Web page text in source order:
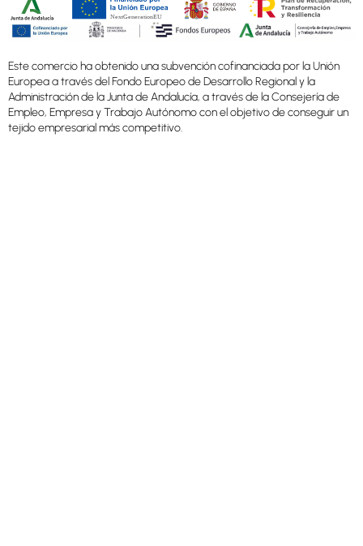
Este comercio ha obtenido una subvención cofinanciada por la Unión
Europea a través del Fondo Europeo de Desarrollo Regional y la
Administración de la Junta de Andalucía, a través de la Consejería de
Empleo, Empresa y Trabajo Autónomo con el objetivo de conseguir un
tejido empresarial más competitivo.